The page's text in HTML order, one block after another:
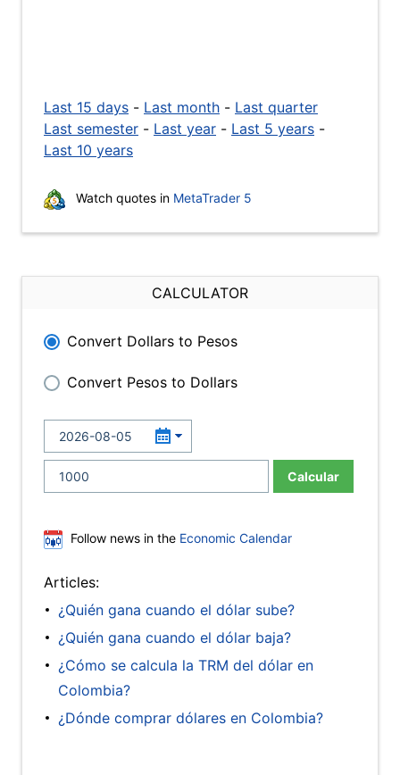
Last 15 days - Last month - Last quarter
Last semester - Last year - Last 5 years -
Last 10 years
Watch quotes in MetaTrader 5
CALCULATOR
Convert Dollars to Pesos
Convert Pesos to Dollars
Calcular
Follow news in the Economic Calendar
Articles:
¿Quién gana cuando el dólar sube?
¿Quién gana cuando el dólar baja?
¿Cómo se calcula la TRM del dólar en
Colombia?
¿Dónde comprar dólares en Colombia?